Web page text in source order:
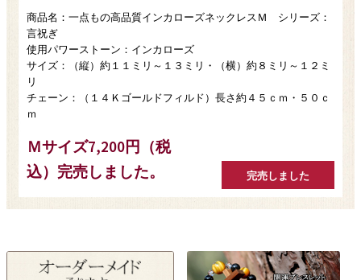
商品名：一点もの高品質インカローズネックレスＭ シリーズ：
言祝ぎ
使用パワーストーン：インカローズ
サイズ：（縦）約１１ミリ～１３ミリ・（横）約８ミリ～１２ミ
リ
チェーン：（１４Ｋゴールドフィルド）長さ約４５ｃｍ・５０ｃ
ｍ
Ｍサイズ7,200円（税
込）完売しました。